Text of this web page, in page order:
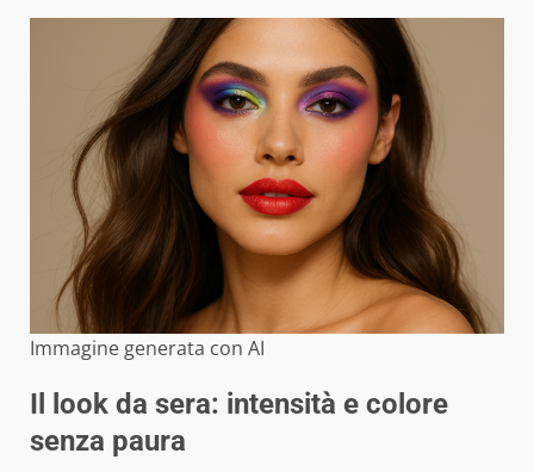
Immagine generata con AI
Il look da sera: intensità e colore
senza paura